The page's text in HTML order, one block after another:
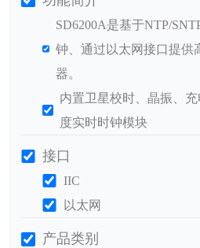
SD6200A是基于NTP/
钟、通过以太网接口提供
器。
内置卫星校时、晶振、
度实时时钟模块
接口
IIC
以太网
产品类别